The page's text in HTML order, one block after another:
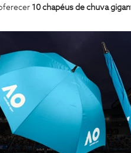
10 chapéus de chuva